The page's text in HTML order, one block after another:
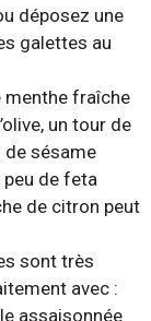
déposez une
galettes au
menthe fraîche
un tour de
de sésame
de feta
de citron peut
sont très
avec :
assaisonnée